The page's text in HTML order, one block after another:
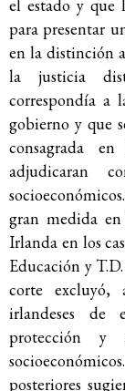
el estado y que
para presentar
en la distinción
la justicia
correspondía a
gobierno y que
consagrada
adjudicaran
gran medida
Irlanda en los
Educación y
corte excluyó,
irlandeses de
protección y
posteriores